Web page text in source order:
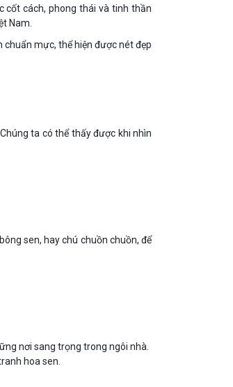
cốt cách, phong thái và tinh thần
Nam.
mực, thể hiện được nét đẹp
ta có thể thấy được khi nhìn
sen, hay chú chuồn chuồn, để
nơi sang trọng trong ngôi nhà.
hoa sen.